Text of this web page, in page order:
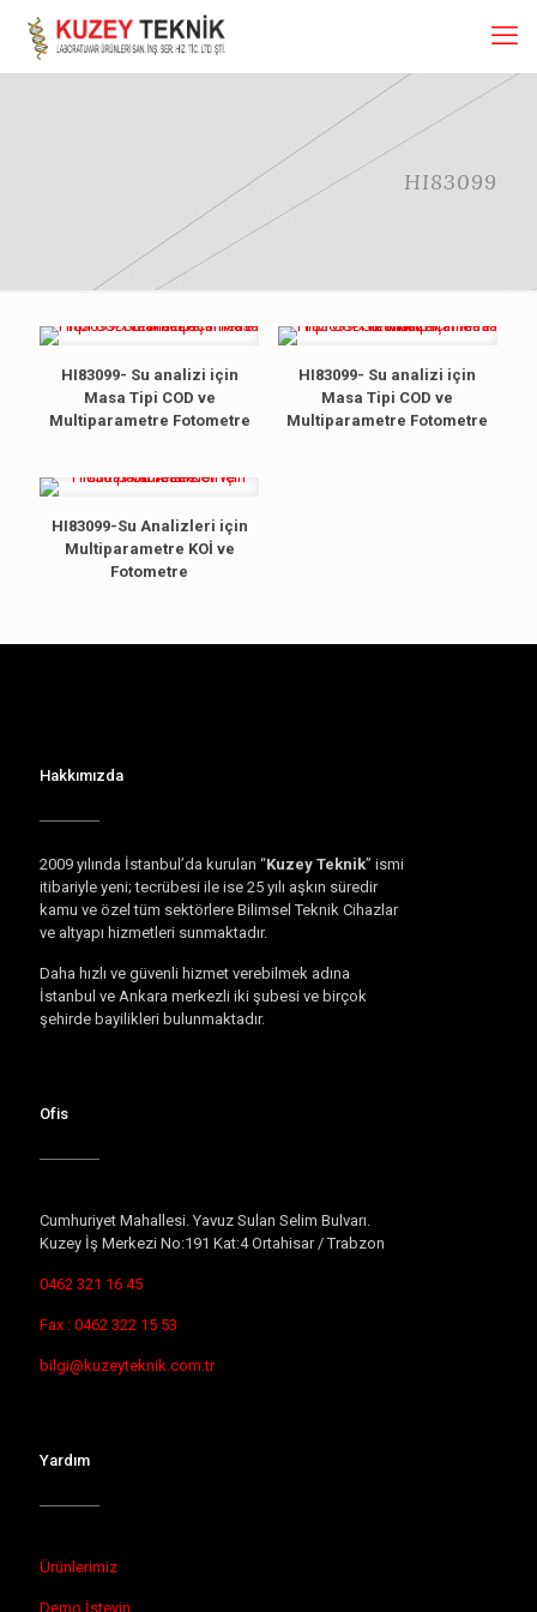
HI83099
HI83099- Su analizi için
Masa Tipi COD ve
Multiparametre Fotometre
HI83099- Su analizi için
Masa Tipi COD ve
Multiparametre Fotometre
HI83099-Su Analizleri için
Multiparametre KOİ ve
Fotometre
Hakkımızda
2009 yılında İstanbul’da kurulan “Kuzey Teknik” ismi
itibariyle yeni; tecrübesi ile ise 25 yılı aşkın süredir
kamu ve özel tüm sektörlere Bilimsel Teknik Cihazlar
ve altyapı hizmetleri sunmaktadır.
Daha hızlı ve güvenli hizmet verebilmek adına
İstanbul ve Ankara merkezli iki şubesi ve birçok
şehirde bayilikleri bulunmaktadır.
Ofis
Cumhuriyet Mahallesi. Yavuz Sulan Selim Bulvarı.
Kuzey İş Merkezi No:191 Kat:4 Ortahisar / Trabzon
0462 321 16 45
Fax : 0462 322 15 53
bilgi@kuzeyteknik.com.tr
Yardım
Ürünlerimiz
Demo İsteyin